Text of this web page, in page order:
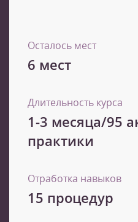
Осталось мест
6 мест
Длительность курса
1-3 месяца/95
практики
Отработка навыков
15 процедур